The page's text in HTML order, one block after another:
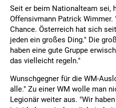
Seit er beim Nationalteam sei,
Offensivmann Patrick
Chance. Österreich hat sich
jeden ein großes Ding." Die
haben eine gute Gruppe
das vielleicht regeln."
Wunschgegner für die WM-
alle." Zu einer WM wolle man
Legionär weiter aus. "Wir